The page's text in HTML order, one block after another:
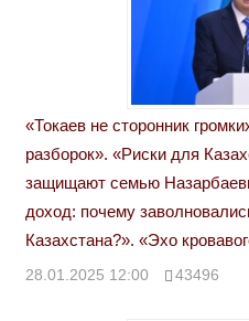
«Токаев не сторонник
разборок». «Риски для
защищают семью
доход: почему
Казахстана?». «Эхо
28.01.2025 12:00 43496